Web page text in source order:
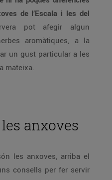
de l’Escala i les del
pot afegir algun
aromàtiques, a la
un gust particular a les
mateixa.
anxoves
les anxoves, arriba el
consells per fer servir